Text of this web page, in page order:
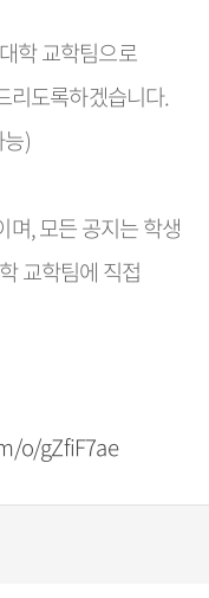
학 교학팀으로
리도록하겠습니다.
)
며, 모든 공지는 학생
교학팀에 직접
o/gZfiF7ae